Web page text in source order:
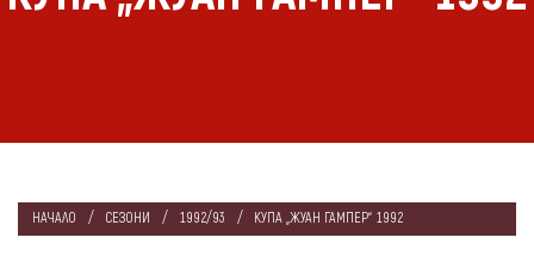
НАЧАЛО СЕЗОНИ 1992/93 КУПА „ЖУАН ГАМПЕР“ 1992